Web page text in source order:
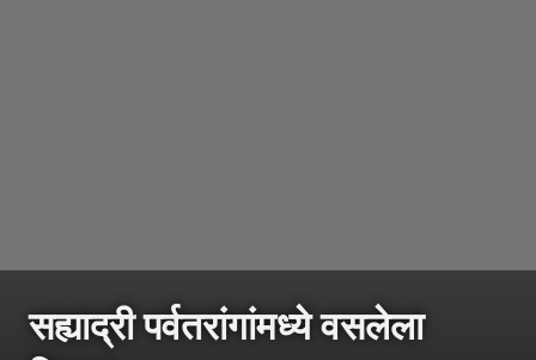
सह्याद्री पर्वतरांगांमध्ये वसलेला